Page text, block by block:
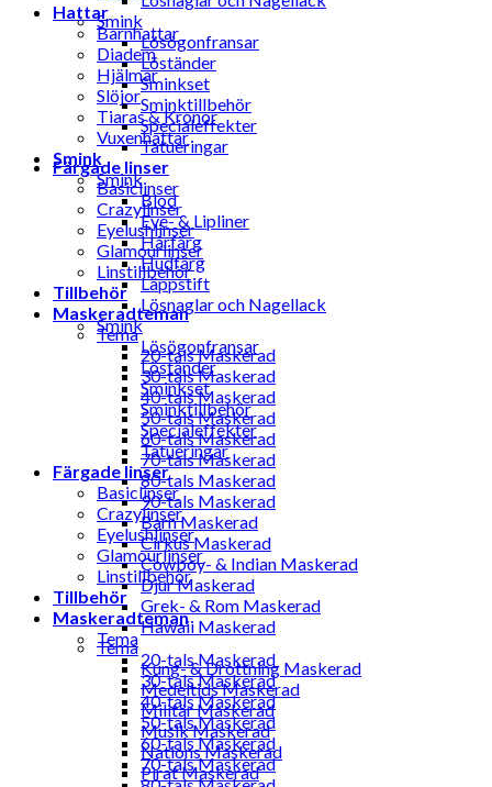
Smink
Lösögonfransar
Löständer
Sminkset
Sminktillbehör
Specialeffekter
Tatueringar
Färgade linser
Basiclinser
Crazylinser
Eyelushlinser
Glamourlinser
Linstillbehör
Tillbehör
Maskeradteman
Tema
20-tals Maskerad
30-tals Maskerad
40-tals Maskerad
50-tals Maskerad
60-tals Maskerad
70-tals Maskerad
80-tals Maskerad
90-tals Maskerad
Barn Maskerad
Cirkus Maskerad
Cowboy- & Indian Maskerad
Djur Maskerad
Grek- & Rom Maskerad
Hawaii Maskerad
Tema
Kung- & Drottning Maskerad
Medeltids Maskerad
Militär Maskerad
Musik Maskerad
Nations Maskerad
Pirat Maskerad
Hattar
Barnhattar
Diadem
Hjälmar
Slöjor
Tiaras & Kronor
Vuxenhattar
Smink
Smink
Blod
Eye- & Lipliner
Hårfärg
Hudfärg
Läppstift
Lösnaglar och Nagellack
Smink
Lösögonfransar
Löständer
Sminkset
Sminktillbehör
Specialeffekter
Tatueringar
Färgade linser
Basiclinser
Crazylinser
Eyelushlinser
Glamourlinser
Linstillbehör
Tillbehör
Maskeradteman
Tema
20-tals Maskerad
30-tals Maskerad
40-tals Maskerad
50-tals Maskerad
60-tals Maskerad
70-tals Maskerad